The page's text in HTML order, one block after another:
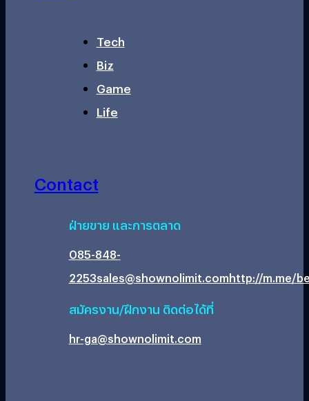
Tech
Biz
Game
Life
Contact
ฝ่ายขาย และการตลาด
085-848-
2253sales@shownolimit.comhttp://m.me/
สมัครงาน/ฝึกงาน ติดต่อได้ที่
hr-ga@shownolimit.com